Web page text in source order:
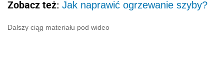
Zobacz też: Jak naprawić ogrzewanie szyby?
Dalszy ciąg materiału pod wideo